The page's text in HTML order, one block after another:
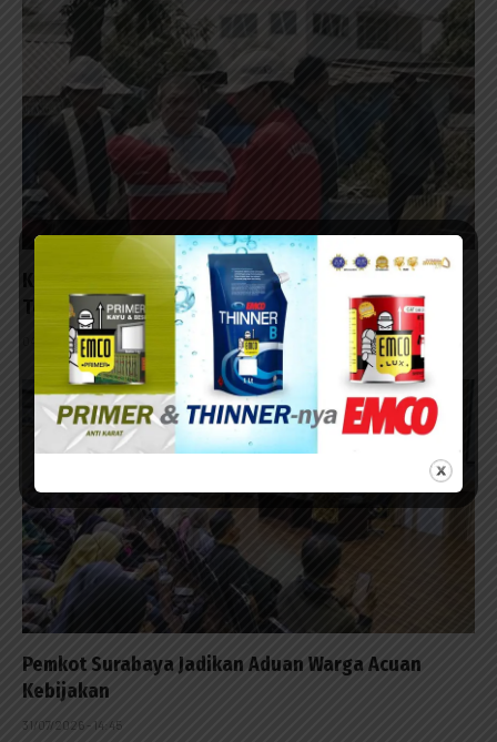
Kontraktor Diminta Tanggung Biayai Warga
Terpleset
04/08/2026 - 13:53
Pemkot Surabaya Jadikan Aduan Warga Acuan
Kebijakan
31/07/2026 - 14:45